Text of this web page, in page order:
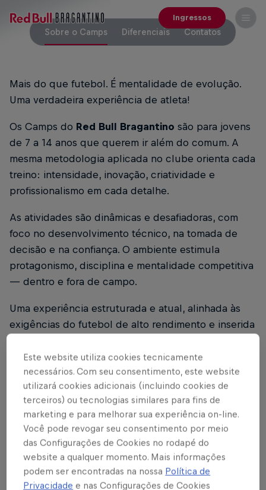
Ingressos
Sobre o Camps Diferenciais Contatos
Mais do que futebol. É mentalidade de evolução.
Uma verdadeira experiência de atleta!
Os Camps do Red Bull Bragantino são para jovens
de 7 a 14 anos que querem ir além do comum. A
mesma metodologia aplicada no clube orienta cada
treino: intensidade, inovação, criatividade e
profissionalismo em cada detalhe.
As atividades são dinâmicas e desafiadoras, com
foco no desenvolvimento técnico, na tomada de
decisão e na confiança. O ambiente estimula
protagonismo, disciplina e mentalidade competitiva
— dentro e fora de campo.
Uma experiência estruturada e atual, alinhada às
exigências do futebol de alto rendimento e inserida
além de trabalhar os mesmos valores que
entendemos ser essenciais para um atleta
profissional.
Entrar em campo é só o começo. Evoluir é o
objetivo.
Este website utiliza cookies tecnicamente
necessários. Com seu consentimento, este website
utilizará cookies adicionais (incluindo cookies de
terceiros) ou tecnologias similares para fins de
marketing e para melhorar sua experiência on-line.
Você pode revogar seu consentimento por meio
das Configurações de Cookies no rodapé do
website a qualquer momento. Mais informações
podem ser encontradas na nossa Política de
Privacidade e nas Configurações de Cookies